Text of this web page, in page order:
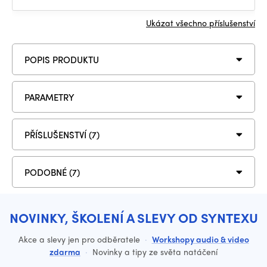
Ukázat všechno příslušenství
POPIS PRODUKTU
PARAMETRY
PŘÍSLUŠENSTVÍ (7)
PODOBNÉ (7)
NOVINKY, ŠKOLENÍ A SLEVY OD SYNTEXU
Akce a slevy jen pro odběratele · Workshopy audio & video
zdarma · Novinky a tipy ze světa natáčení